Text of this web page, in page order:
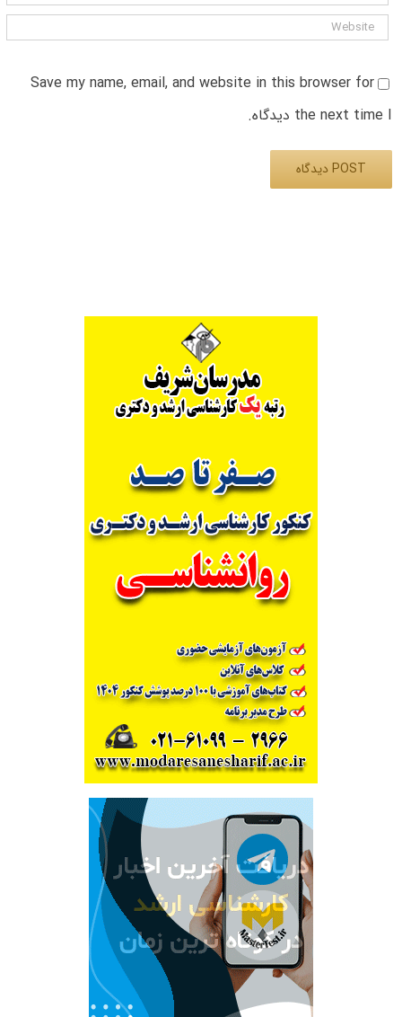
Save my name, email, and website in this browser for
the next time I دیدگاه.